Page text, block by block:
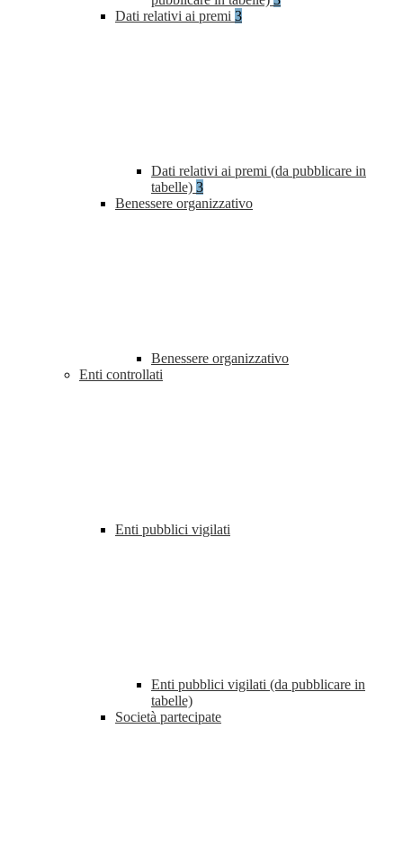
Dati relativi ai premi 3
Dati relativi ai premi (da pubblicare in
tabelle) 3
Benessere organizzativo
Benessere organizzativo
Enti controllati
Enti pubblici vigilati
Enti pubblici vigilati (da pubblicare in
tabelle)
Società partecipate